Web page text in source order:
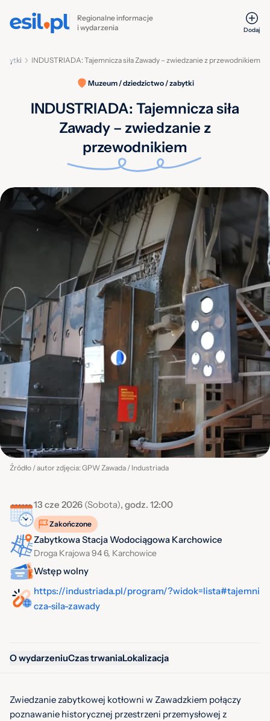
Regionalne informacje
i wydarzenia
Dodaj
INDUSTRIADA: Tajemnicza siła Zawady – zwiedzanie z przewodnikiem
Muzeum / dziedzictwo / zabytki
INDUSTRIADA: Tajemnicza siła
Zawady – zwiedzanie z
przewodnikiem
Źródło / autor zdjęcia: GPW Zawada / Industriada
13 cze 2026 (Sobota), godz. 12:00
Zakończone
Zabytkowa Stacja Wodociągowa Karchowice
Droga Krajowa 94 6, Karchowice
Wstęp wolny
https://industriada.pl/program/?widok=lista#tajemni
cza-sila-zawady
O wydarzeniuCzas trwaniaLokalizacja
Zwiedzanie zabytkowej kotłowni w Zawadzkiem połączy
poznawanie historycznej przestrzeni przemysłowej z